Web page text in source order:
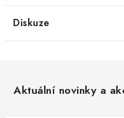
Diskuze
Aktuální novinky a